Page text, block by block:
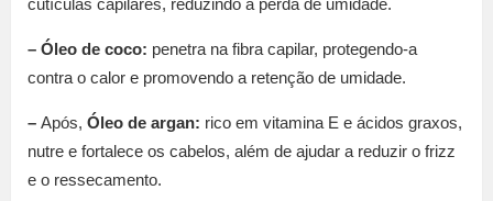
cutículas capilares, reduzindo a perda de umidade.
– Óleo de coco: penetra na fibra capilar, protegendo-a
contra o calor e promovendo a retenção de umidade.
– Após, Óleo de argan: rico em vitamina E e ácidos graxos,
nutre e fortalece os cabelos, além de ajudar a reduzir o frizz
e o ressecamento.